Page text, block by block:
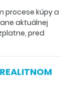
procese kúpy a
aktuálnej
pred